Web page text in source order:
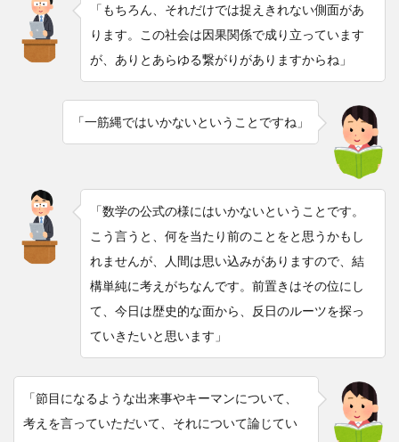
「もちろん、それだけでは捉えきれない側面があ
ります。この社会は因果関係で成り立っています
が、ありとあらゆる繋がりがありますからね」
「一筋縄ではいかないということですね」
「数学の公式の様にはいかないということです。
こう言うと、何を当たり前のことをと思うかもし
れませんが、人間は思い込みがありますので、結
構単純に考えがちなんです。前置きはその位にし
て、今日は歴史的な面から、反日のルーツを探っ
ていきたいと思います」
「節目になるような出来事やキーマンについて、
考えを言っていただいて、それについて論じてい